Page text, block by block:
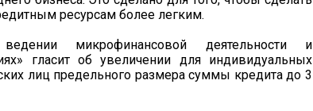
ресурсам более легким.
микрофинансовой деятельности и
гласит об увеличении для индивидуальных
лиц предельного размера суммы кредита до 3